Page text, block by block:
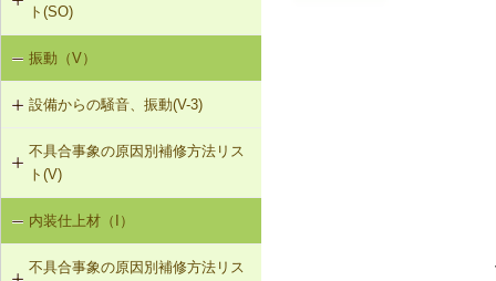
G-2-704 欠損部充填工法（ALCパネ
ル）
SO-3-303 断熱材の折り返し部分に
せっこうボード直張り工法を採用し
たRC造の界壁の補修
ート材への交換
SO-5-302 バルコニー手すりの風騒
音（笛吹き音）を防止する補助部材
の設置
ト(SO)
界床に係る遮音不良（床歩行音等の
床衝撃音）（SO-1）
界床に係る遮音不良（椅子の移動音
や物の落下音等の床衝撃音）（SO-
2）
界壁に係る遮音不良（界壁からの透
過音）（SO-3）
振動（V）
設備からの騒音、振動(V-3)
V-3-001 換気扇・ダクト等の交換工
事
V-3-002 水栓の取付け直し
V-3-003 器具用通気弁の取付け
不具合事象の原因別補修方法リス
ト(V)
床振動（V-1）
水平振動（V-2）
内装仕上材（I）
不具合事象の原因別補修方法リス